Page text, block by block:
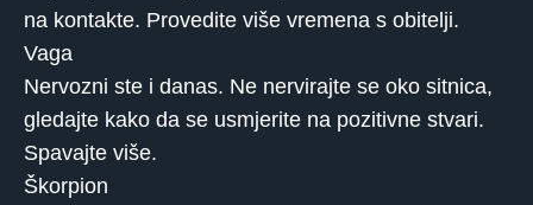
na kontakte. Provedite više vremena s obitelji.
Vaga
Nervozni ste i danas. Ne nervirajte se oko sitnica,
gledajte kako da se usmjerite na pozitivne stvari.
Spavajte više.
Škorpion